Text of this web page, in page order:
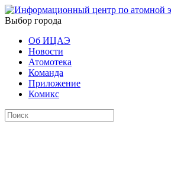
Выбор города
Об ИЦАЭ
Новости
Атомотека
Команда
Приложение
Комикс